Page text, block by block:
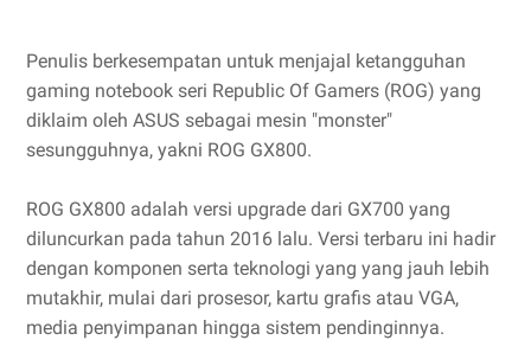
Penulis berkesempatan untuk menjajal ketangguhan
gaming notebook seri Republic Of Gamers (ROG) yang
diklaim oleh ASUS sebagai mesin "monster"
sesungguhnya, yakni ROG GX800.
ROG GX800 adalah versi upgrade dari GX700 yang
diluncurkan pada tahun 2016 lalu. Versi terbaru ini hadir
dengan komponen serta teknologi yang yang jauh lebih
mutakhir, mulai dari prosesor, kartu grafis atau VGA,
media penyimpanan hingga sistem pendinginnya.